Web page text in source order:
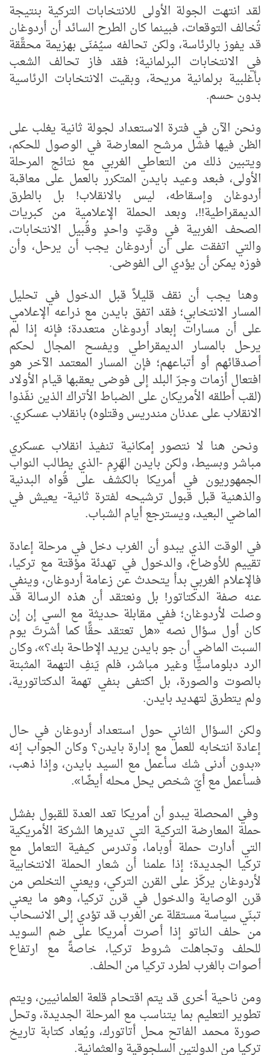
لقد انتهت الجولة الأولى للانتخابات التركية بنتيجة
تُخالف التوقعات، فبينما كان الطرح السائد أن أردوغان
قد يفوز بالرئاسة، ولكن تحالفه سيُمْنَى بهزيمة محقَّقة
في الانتخابات البرلمانية؛ فقد فاز تحالف الشعب
بأغلبية برلمانية مريحة، وبقيت الانتخابات الرئاسية
بدون حسم.
ونحن الآن في فترة الاستعداد لجولة ثانية يغلب على
الظن فيها فشل مرشح المعارضة في الوصول للحكم،
ويتبين ذلك من التعاطي الغربي مع نتائج المرحلة
الأولى، فبعد وعيد بايدن المتكرر بالعمل على معاقبة
أردوغان وإسقاطه، ليس بالانقلاب! بل بالطرق
الديمقراطية!!، وبعد الحملة الإعلامية من كبريات
الصحف الغربية في وقتٍ واحدٍ وقُبيل الانتخابات،
والتي اتفقت على أن أردوغان يجب أن يرحل، وأن
فوزه يمكن أن يؤدي الى الفوضى.
وهنا يجب أن نقف قليلاً قبل الدخول في تحليل
المسار الانتخابي؛ فقد اتفق بايدن مع ذراعه الإعلامي
على أن مسارات إبعاد أردوغان متعددة؛ فإنه إذا لم
يرحل بالمسار الديمقراطي ويفسح المجال لحكم
أصدقائهم أو أتباعهم؛ فإن المسار المعتمد الآخر هو
افتعال أزمات وجرّ البلد إلى فوضى يعقبها قيام الأولاد
(لقب أطلقه الأمريكان على الضباط الأتراك الذين نفّذوا
الانقلاب على عدنان مندريس وقتلوه) بانقلاب عسكري.
ونحن هنا لا نتصور إمكانية تنفيذ انقلاب عسكري
مباشر وبسيط، ولكن بايدن الهَرِم -الذي يطالب النواب
الجمهوريون في أمريكا بالكشف على قُواه البدنية
والذهنية قبل قبول ترشيحه لفترة ثانية- يعيش في
الماضي البعيد، ويسترجع أيام الشباب.
في الوقت الذي يبدو أن الغرب دخل في مرحلة إعادة
تقييم للأوضاع، والدخول في تهدئة مؤقتة مع تركيا،
فالإعلام الغربي بدأ يتحدث عن زعامة أردوغان، وينفي
عنه صفة الدكتاتور! بل ونعتقد أن هذه الرسالة قد
وصلت لأردوغان؛ ففي مقابلة حديثة مع السي إن إن
كان أول سؤال نصه «هل تعتقد حقًّا كما أشرتَ يوم
السبت الماضي أن جو بايدن يريد الإطاحة بك؟»، وكان
الرد دبلوماسيًّا وغير مباشر، فلم يَنفِ التهمة المثبتة
بالصوت والصورة، بل اكتفى بنفي تهمة الدكتاتورية،
ولم يتطرق لتهديد بايدن.
ولكن السؤال الثاني حول استعداد أردوغان في حال
إعادة انتخابه للعمل مع إدارة بايدن؟ وكان الجواب إنه
«بدون أدنى شك سأعمل مع السيد بايدن، وإذا ذهب،
فسأعمل مع أيّ شخص يحل محله أيضًا».
وفي المحصلة يبدو أن أمريكا تعد العدة للقبول بفشل
حملة المعارضة التركية التي تديرها الشركة الأمريكية
التي أدارت حملة أوباما، وتدرس كيفية التعامل مع
تركيا الجديدة؛ إذا علمنا أن شعار الحملة الانتخابية
لأردوغان يركّز على القرن التركي، ويعني التخلص من
قرن الوصاية والدخول في قرن تركيا، وهو ما يعني
تبنّي سياسة مستقلة عن الغرب قد تؤدي إلى الانسحاب
من حلف الناتو إذا أصرت أمريكا على ضم السويد
للحلف وتجاهلت شروط تركيا، خاصةً مع ارتفاع
أصوات بالغرب لطرد تركيا من الحلف.
ومن ناحية أخرى قد يتم اقتحام قلعة العلمانيين، ويتم
تطوير التعليم بما يتناسب مع المرحلة الجديدة، وتحل
صورة محمد الفاتح محل أتاتورك، ويُعاد كتابة تاريخ
تركيا من الدولتين السلجوقية والعثمانية.